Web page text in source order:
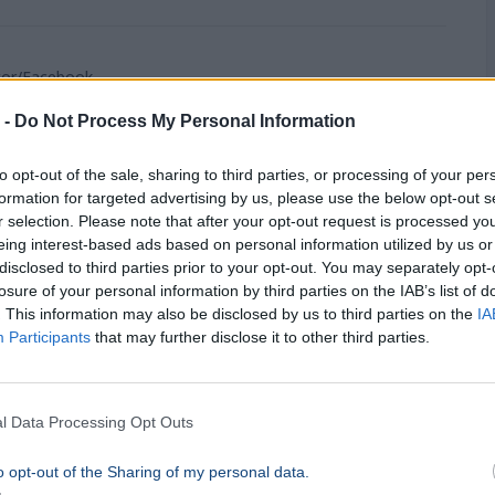
- Do Not Process My Personal Information
opt-out of the sale, sharing to third parties, or processing of your
for targeted advertising by us, please use the below opt-out
selection. Please note that after your opt-out request is processed
interest-based ads based on personal information utilized by us
to third parties prior to your opt-out. You may separately
of your personal information by third parties on the IAB’s list of
This information may also be disclosed by us to third parties on the
Participants that may further disclose it to other third parties.
Data Processing Opt Outs
opt-out of the Sharing of my personal data.
Facebook
Közvélemény-kutatások
Péter a BYD-ügy miatt